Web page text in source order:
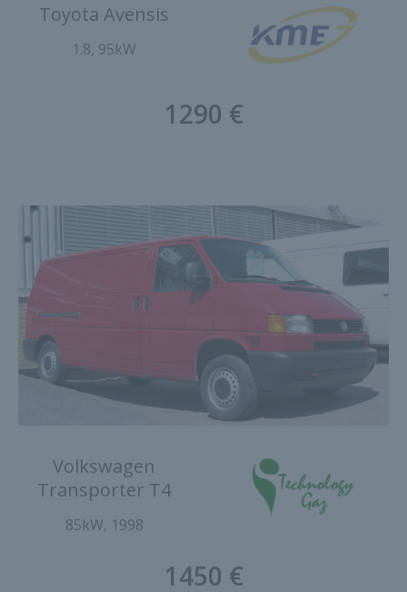
Toyota Avensis
1.8, 95kW
1290 €
Volkswagen
Transporter T4
85kW, 1998
1450 €